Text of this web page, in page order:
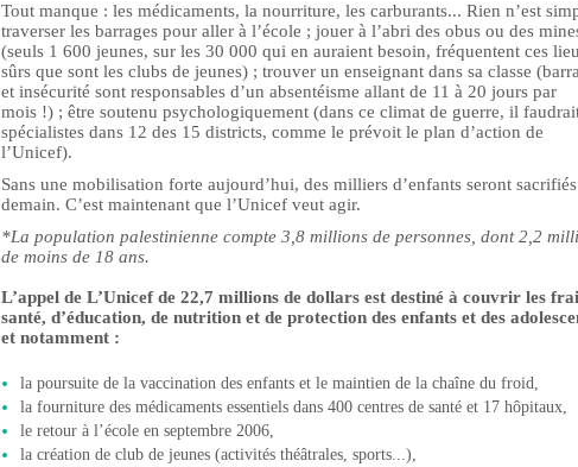
Tout manque : les médicaments, la nourriture, les carburants... Rien n’est
traverser les barrages pour aller à l’école ; jouer à l’abri des obus ou des
(seuls 1 600 jeunes, sur les 30 000 qui en auraient besoin, fréquentent ces
sûrs que sont les clubs de jeunes) ; trouver un enseignant dans sa classe
et insécurité sont responsables d’un absentéisme allant de 11 à 20 jours par
mois !) ; être soutenu psychologiquement (dans ce climat de guerre, il
spécialistes dans 12 des 15 districts, comme le prévoit le plan d’action de
l’Unicef).
Sans une mobilisation forte aujourd’hui, des milliers d’enfants seront sacrifiés
demain. C’est maintenant que l’Unicef veut agir.
*La population palestinienne compte 3,8 millions de personnes, dont 2,2
de moins de 18 ans.
L’appel de L’Unicef de 22,7 millions de dollars est destiné à couvrir les
santé, d’éducation, de nutrition et de protection des enfants et des
et notamment :
la poursuite de la vaccination des enfants et le maintien de la chaîne du froid,
la fourniture des médicaments essentiels dans 400 centres de santé et 17 hôpitaux,
le retour à l’école en septembre 2006,
la création de club de jeunes (activités théâtrales, sports...),